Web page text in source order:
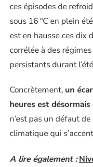
ces épisodes de
sous 16 °C en plein
est en hausse ces dix
corrélée à des
persistants durant
Concrètement, un
heures est
n’est pas un défaut
climatique qui
A lire également :